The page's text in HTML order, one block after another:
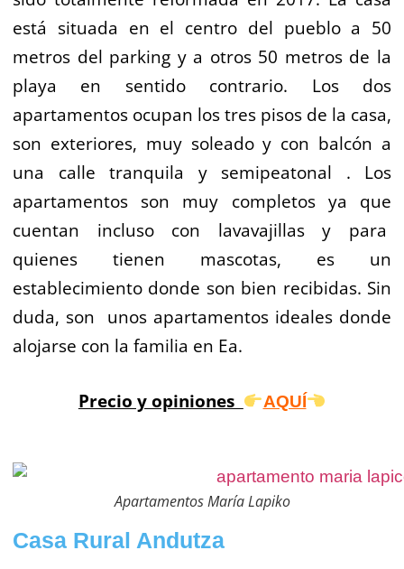
está situada en el centro del pueblo a 50
metros del parking y a otros 50 metros de la
playa en sentido contrario. Los dos
apartamentos ocupan los tres pisos de la casa,
son exteriores, muy soleado y con balcón a
una calle tranquila y semipeatonal . Los
apartamentos son muy completos ya que
cuentan incluso con lavavajillas y para
quienes tienen mascotas, es un
establecimiento donde son bien recibidas. Sin
duda, son unos apartamentos ideales donde
alojarse con la familia en Ea.
Precio y opiniones AQUÍ
Apartamentos María Lapiko
Casa Rural Andutza